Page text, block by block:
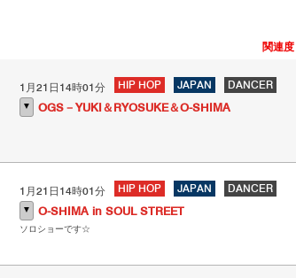
関連度
1月21日14時01分 HIP HOP JAPAN DANCER
▼ OGS－YUKI＆RYOSUKE＆O-SHIMA
1月21日14時01分 HIP HOP JAPAN DANCER
▼ O-SHIMA in SOUL STREET
ソロショーです☆